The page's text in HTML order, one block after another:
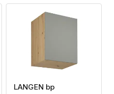
LANGEN bp